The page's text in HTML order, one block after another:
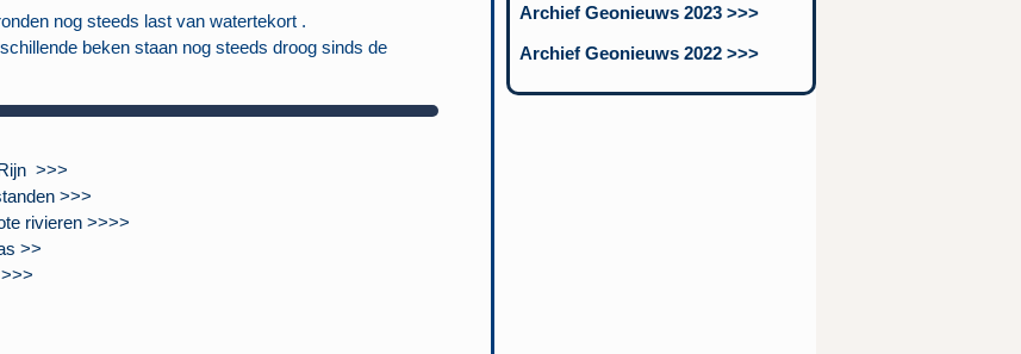
nog steeds last van watertekort .
beken staan nog steeds droog sinds de
>>>
>>>
rivieren >>>>
>>
Archief Geonieuws 2023 >>>
Archief Geonieuws 2022 >>>